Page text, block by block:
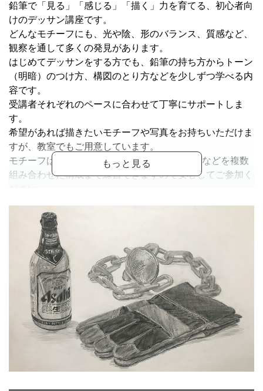
鉛筆で「見る」「感じる」「描く」力を育てる、初心者向
けのデッサン講座です。
どんなモチーフにも、光や陰、形のバランス、質感など、
観察を通して多くの発見があります。
はじめてデッサンをする方でも、鉛筆の持ち方からトーン
（明暗）のつけ方、構図のとり方などを少しずつ学べる内
容です。
受講者それぞれのペースに合わせて丁寧にサポートしま
す。
希望があれば描きたいモチーフや写真をお持ちいただけま
すが、教室でもご用意しています。
モチーフは1点からスタートして、身近な小物などを複数
組み合わせた構成まで練習できますので安心してご参加く
絵を描く時間は、集中とリラックスのバランスが取れ
た“心の整う時間”。
忙しい日常から少し離れて、鉛筆で静かに向き合うひとと
きを過ごしてみませんか。
※進度により、別途教材費が発生いたします（330～550
円）。
[instagram] <https://www.instagram.com/sa0909eko?
igsh=MWNsMzVzeXVrdnY1MQ%3D%3D&utm_source=qr